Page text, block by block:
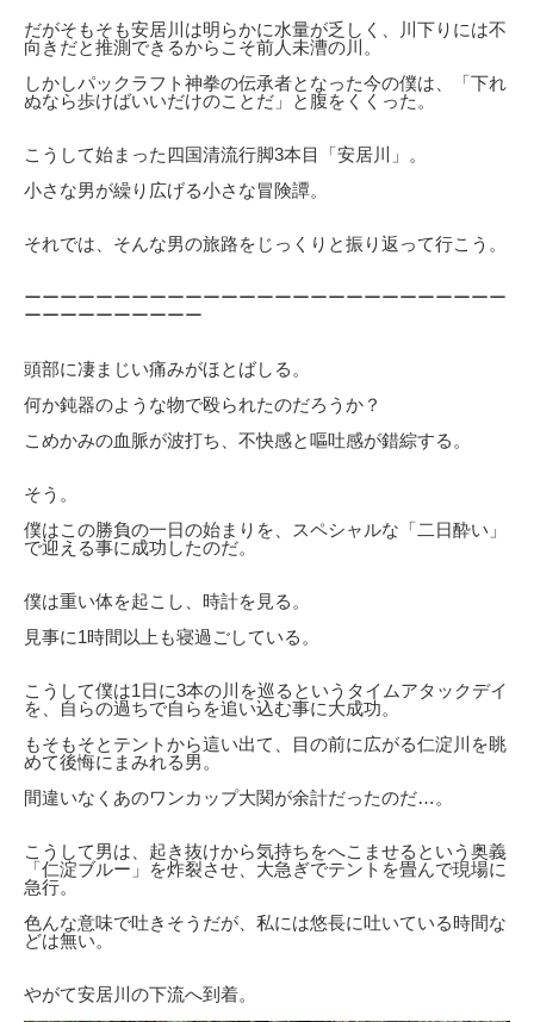
だがそもそも安居川は明らかに水量が乏しく、川下りには不
向きだと推測できるからこそ前人未漕の川。
しかしパックラフト神拳の伝承者となった今の僕は、「下れ
ぬなら歩けばいいだけのことだ」と腹をくくった。
こうして始まった四国清流行脚3本目「安居川」。
小さな男が繰り広げる小さな冒険譚。
それでは、そんな男の旅路をじっくりと振り返って行こう。
ーーーーーーーーーーーーーーーーーーーーーーーーーーー
ーーーーーーーーーー
頭部に凄まじい痛みがほとばしる。
何か鈍器のような物で殴られたのだろうか？
こめかみの血脈が波打ち、不快感と嘔吐感が錯綜する。
そう。
僕はこの勝負の一日の始まりを、スペシャルな「二日酔い」
で迎える事に成功したのだ。
僕は重い体を起こし、時計を見る。
見事に1時間以上も寝過ごしている。
こうして僕は1日に3本の川を巡るというタイムアタックデイ
を、自らの過ちで自らを追い込む事に大成功。
もそもそとテントから這い出て、目の前に広がる仁淀川を眺
めて後悔にまみれる男。
間違いなくあのワンカップ大関が余計だったのだ…。
こうして男は、起き抜けから気持ちをへこませるという奥義
「仁淀ブルー」を炸裂させ、大急ぎでテントを畳んで現場に
急行。
色んな意味で吐きそうだが、私には悠長に吐いている時間な
どは無い。
やがて安居川の下流へ到着。